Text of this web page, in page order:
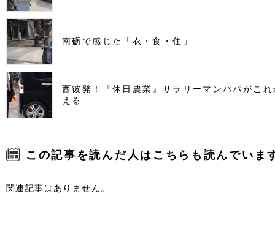
南砺で感じた「衣・食・住」
西彼発！『休日農業』サラリーマンパパがこ
える
この記事を読んだ人はこちらも読んでいま
関連記事はありません。